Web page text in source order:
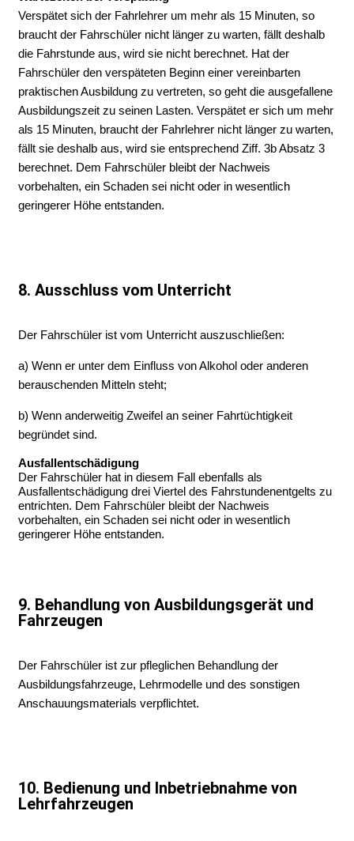
Verspätet sich der Fahrlehrer um mehr als 15 Minuten, so
braucht der Fahrschüler nicht länger zu warten, fällt deshalb
die Fahrstunde aus, wird sie nicht berechnet. Hat der
Fahrschüler den verspäteten Beginn einer vereinbarten
praktischen Ausbildung zu vertreten, so geht die ausgefallene
Ausbildungszeit zu seinen Lasten. Verspätet er sich um mehr
als 15 Minuten, braucht der Fahrlehrer nicht länger zu warten,
fällt sie deshalb aus, wird sie entsprechend Ziff. 3b Absatz 3
berechnet. Dem Fahrschüler bleibt der Nachweis
vorbehalten, ein Schaden sei nicht oder in wesentlich
geringerer Höhe entstanden.
8. Ausschluss vom Unterricht
Der Fahrschüler ist vom Unterricht auszuschließen:
a) Wenn er unter dem Einfluss von Alkohol oder anderen
berauschenden Mitteln steht;
b) Wenn anderweitig Zweifel an seiner Fahrtüchtigkeit
begründet sind.
Ausfallentschädigung
Der Fahrschüler hat in diesem Fall ebenfalls als
Ausfallentschädigung drei Viertel des Fahrstundenentgelts zu
entrichten. Dem Fahrschüler bleibt der Nachweis
vorbehalten, ein Schaden sei nicht oder in wesentlich
geringerer Höhe entstanden.
9. Behandlung von Ausbildungsgerät und
Fahrzeugen
Der Fahrschüler ist zur pfleglichen Behandlung der
Ausbildungsfahrzeuge, Lehrmodelle und des sonstigen
Anschauungsmaterials verpflichtet.
10. Bedienung und Inbetriebnahme von
Lehrfahrzeugen